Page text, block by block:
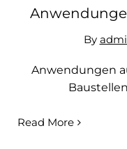
By
Anwendungen
Read More